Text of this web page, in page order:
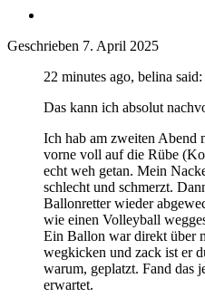
Geschrieben 7. April 2025
22 minutes ago, belina said:
Das kann ich absolut
Ich hab am zweiten Abend
vorne voll auf die Rübe
echt weh getan. Mein
schlecht und schmerzt.
Ballonretter wieder
wie einen Volleyball
Ein Ballon war direkt über
wegkicken und zack ist er
warum, geplatzt. Fand das
erwartet.